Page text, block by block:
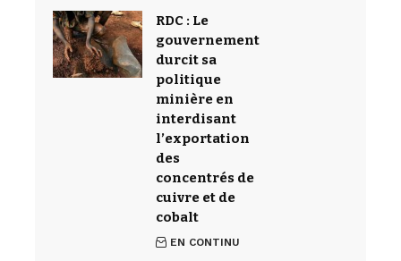
RDC : Le
gouvernement
durcit sa
politique
minière en
interdisant
l’exportation
des
concentrés de
cuivre et de
cobalt
EN CONTINU